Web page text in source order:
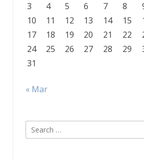
3
4 5 6 7 8
10
11 12 13 14 15
17
18 19 20 21 22
24
25 26 27 28 29
31
« Mar
Search
for: